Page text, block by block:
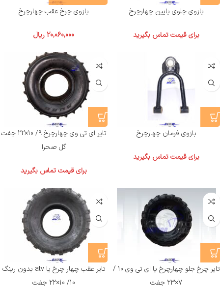
بازوی جلوی پایین چهارچرخ
برای قیمت تماس بگیرید
بازوی چرخ عقب چهارچرخ
20,060,000ریال
بازوی فرمان چهارچرخ
برای قیمت تماس بگیرید
تایر ای تی وی چهارچرخ 9/ 10×22 جفت
گل صحرا
برای قیمت تماس بگیرید
تایر چرخ جلو چهارچرخ یا ای تی وی 10 /
7×23 جفت
تایر عقب چهار چرخ یا atv بدون رینگ
10/ 10×22 جفت